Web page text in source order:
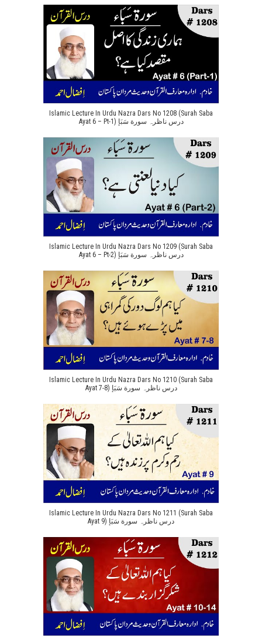
Islamic Lecture In Urdu Nazra Dars No 1208 (Surah Saba
Ayat 6 – Pt-1) درس ناظرہ سورة سَبَإ
Islamic Lecture In Urdu Nazra Dars No 1209 (Surah Saba
Ayat 6 – Pt-2) درس ناظرہ سورة سَبَإ
Islamic Lecture In Urdu Nazra Dars No 1210 (Surah Saba
Ayat 7-8) درس ناظرہ سورة سَبَإ
Islamic Lecture In Urdu Nazra Dars No 1211 (Surah Saba
Ayat 9) درس ناظرہ سورة سَبَإ